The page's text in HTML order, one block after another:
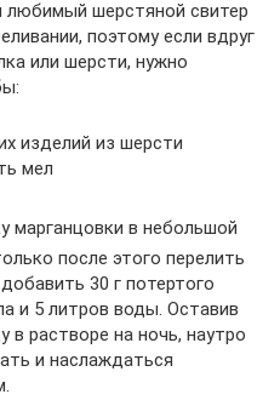
любимый шерстяной свитер
поэтому если вдруг
или шерсти, нужно
изделий из шерсти
мел
марганцовки в небольшой
после этого перелить
30 г потертого
и 5 литров воды. Оставив
в растворе на ночь, наутро
и наслаждаться